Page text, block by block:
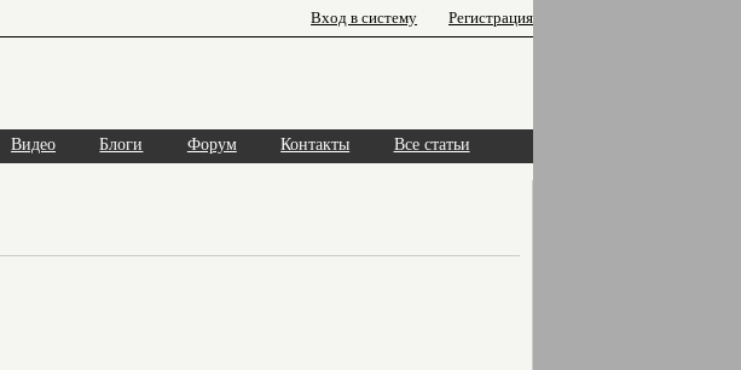
Вход в систему Регистрация
Видео Блоги Форум Контакты Все статьи